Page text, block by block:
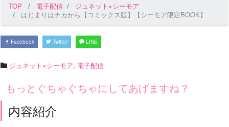
TOP 電子配信
ジュネット×シーモア
はじまりはナカから【コミックス版】【シーモア限定BOOK】
Facebook Twitter LINE
ジュネット×シーモア, 電子配信
もっとぐちゃぐちゃにしてあげますね？
内容紹介